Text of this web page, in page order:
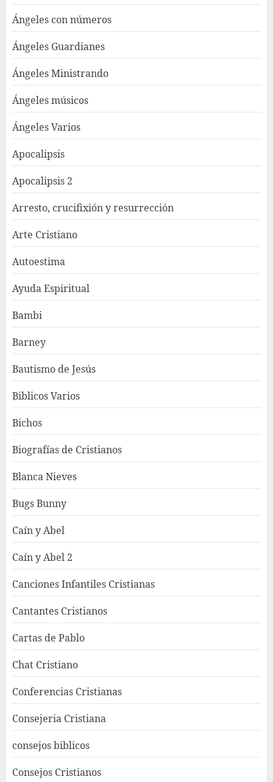
Ángeles con números
Ángeles Guardianes
Ángeles Ministrando
Ángeles músicos
Ángeles Varios
Apocalipsis
Apocalipsis 2
Arresto, crucifixión y resurrección
Arte Cristiano
Autoestima
Ayuda Espiritual
Bambi
Barney
Bautismo de Jesús
Biblicos Varios
Bichos
Biografías de Cristianos
Blanca Nieves
Bugs Bunny
Caín y Abel
Caín y Abel 2
Canciones Infantiles Cristianas
Cantantes Cristianos
Cartas de Pablo
Chat Cristiano
Conferencias Cristianas
Consejeria Cristiana
consejos biblicos
Consejos Cristianos